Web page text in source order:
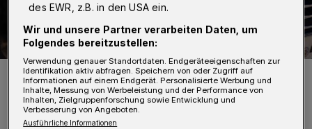
Symbolbild.
Foto: Christoph Petersen
des EWR, z.B. in den USA ein.
Wir und unsere Partner verarbeiten Daten, um
Folgendes bereitzustellen:
Verwendung genauer Standortdaten. Endgeräteeigenschaften zur
Identifikation aktiv abfragen. Speichern von oder Zugriff auf
Informationen auf einem Endgerät. Personalisierte Werbung und
Inhalte, Messung von Werbeleistung und der Performance von
Inhalten, Zielgruppenforschung sowie Entwicklung und
Verbesserung von Angeboten.
Ausführliche Informationen